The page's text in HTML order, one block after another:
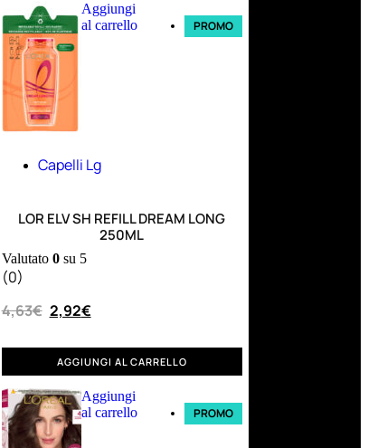
Aggiungi
al carrello
PROMO
Capelli Lg
LOR ELV SH REFILL DREAM LONG
250ML
Valutato 0su 5
(0)
4,63€ 2,92€
AGGIUNGI AL CARRELLO
Aggiungi
al carrello
PROMO